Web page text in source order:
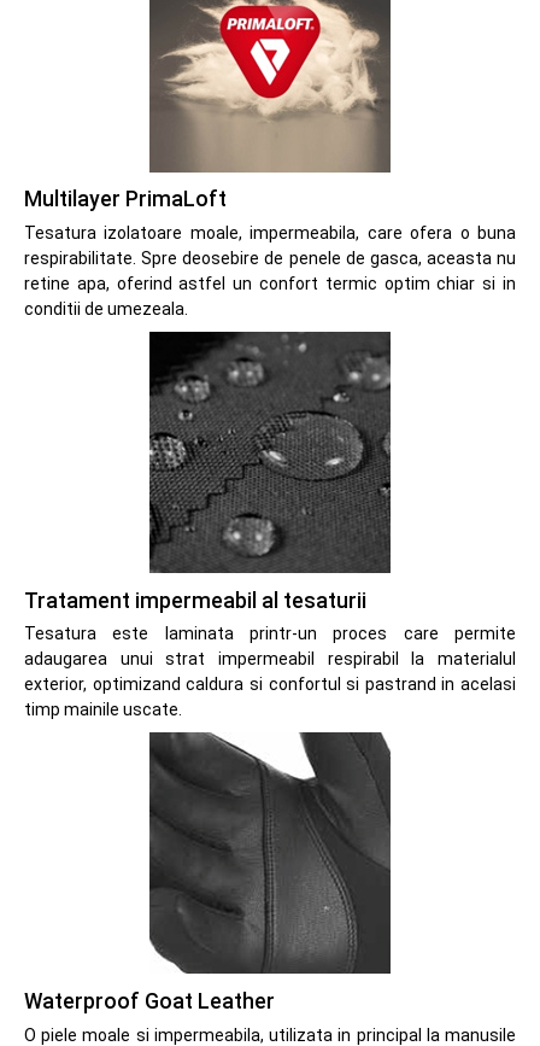
Multilayer PrimaLoft
Tesatura izolatoare moale, impermeabila, care ofera o buna
respirabilitate. Spre deosebire de penele de gasca, aceasta nu
retine apa, oferind astfel un confort termic optim chiar si in
conditii de umezeala.
Tratament impermeabil al tesaturii
Tesatura este laminata printr-un proces care permite
adaugarea unui strat impermeabil respirabil la materialul
exterior, optimizand caldura si confortul si pastrand in acelasi
timp mainile uscate.
Waterproof Goat Leather
O piele moale si impermeabila, utilizata in principal la manusile